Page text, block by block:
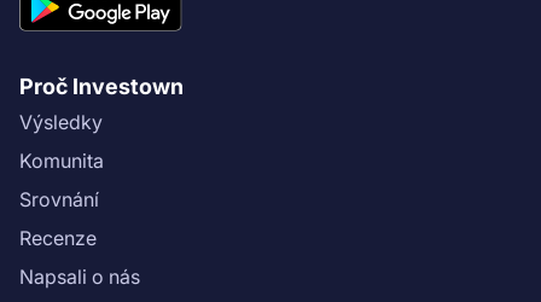
Proč Investown
Výsledky
Komunita
Srovnání
Recenze
Napsali o nás